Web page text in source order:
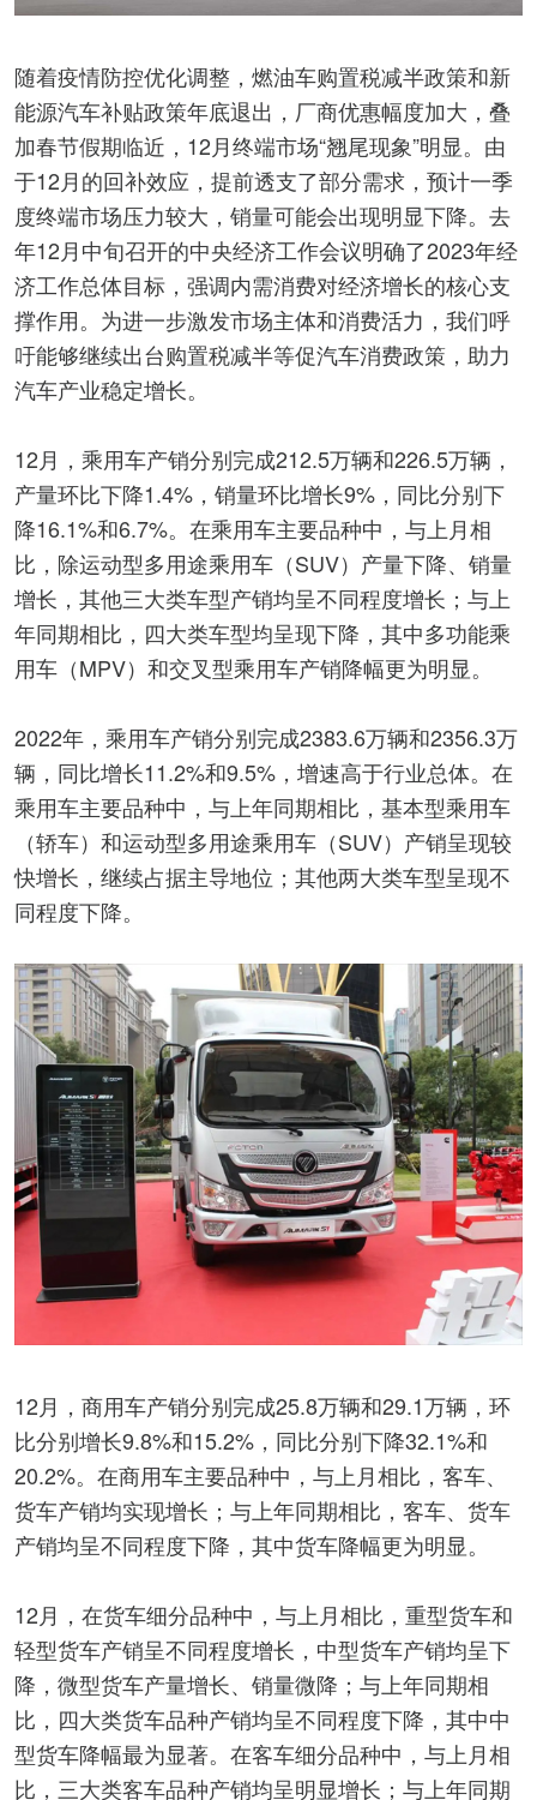
随着疫情防控优化调整，燃油车购置税减半政策和新
能源汽车补贴政策年底退出，厂商优惠幅度加大，叠
加春节假期临近，12月终端市场“翘尾现象”明显。由
于12月的回补效应，提前透支了部分需求，预计一季
度终端市场压力较大，销量可能会出现明显下降。去
年12月中旬召开的中央经济工作会议明确了2023年经
济工作总体目标，强调内需消费对经济增长的核心支
撑作用。为进一步激发市场主体和消费活力，我们呼
吁能够继续出台购置税减半等促汽车消费政策，助力
汽车产业稳定增长。
12月，乘用车产销分别完成212.5万辆和226.5万辆，
产量环比下降1.4%，销量环比增长9%，同比分别下
降16.1%和6.7%。在乘用车主要品种中，与上月相
比，除运动型多用途乘用车（SUV）产量下降、销量
增长，其他三大类车型产销均呈不同程度增长；与上
年同期相比，四大类车型均呈现下降，其中多功能乘
用车（MPV）和交叉型乘用车产销降幅更为明显。
2022年，乘用车产销分别完成2383.6万辆和2356.3万
辆，同比增长11.2%和9.5%，增速高于行业总体。在
乘用车主要品种中，与上年同期相比，基本型乘用车
（轿车）和运动型多用途乘用车（SUV）产销呈现较
快增长，继续占据主导地位；其他两大类车型呈现不
同程度下降。
12月，商用车产销分别完成25.8万辆和29.1万辆，环
比分别增长9.8%和15.2%，同比分别下降32.1%和
20.2%。在商用车主要品种中，与上月相比，客车、
货车产销均实现增长；与上年同期相比，客车、货车
产销均呈不同程度下降，其中货车降幅更为明显。
12月，在货车细分品种中，与上月相比，重型货车和
轻型货车产销呈不同程度增长，中型货车产销均呈下
降，微型货车产量增长、销量微降；与上年同期相
比，四大类货车品种产销均呈不同程度下降，其中中
型货车降幅最为显著。在客车细分品种中，与上月相
比，三大类客车品种产销均呈明显增长；与上年同期